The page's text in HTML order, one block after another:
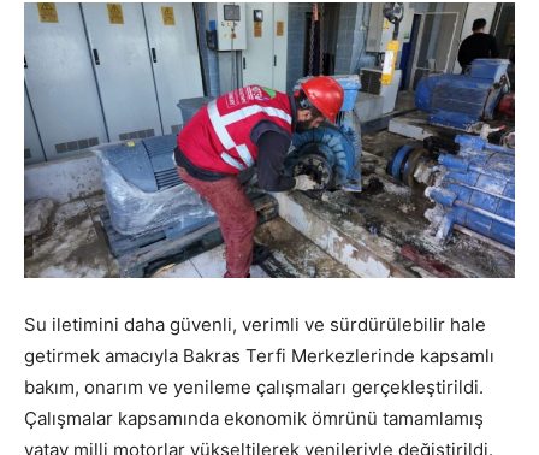
Su iletimini daha güvenli, verimli ve sürdürülebilir hale
getirmek amacıyla Bakras Terfi Merkezlerinde kapsamlı
bakım, onarım ve yenileme çalışmaları gerçekleştirildi.
Çalışmalar kapsamında ekonomik ömrünü tamamlamış
yatay milli motorlar yükseltilerek yenileriyle değiştirildi.